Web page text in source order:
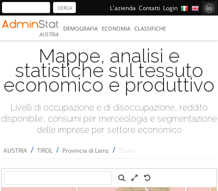
L'azienda Contatti Login
AUSTRIA
DEMOGRAFIA ECONOMIA CLASSIFICHE
Mappe, analisi e
statistiche sul tessuto
economico e produttivo
Livelli di occupazione e di disoccupazione, reddito
disponibile, consumi per merceologia e segmentazione
delle imprese per settore economico
AUSTRIA / TIROL / Provincia di Lienz / Thurn